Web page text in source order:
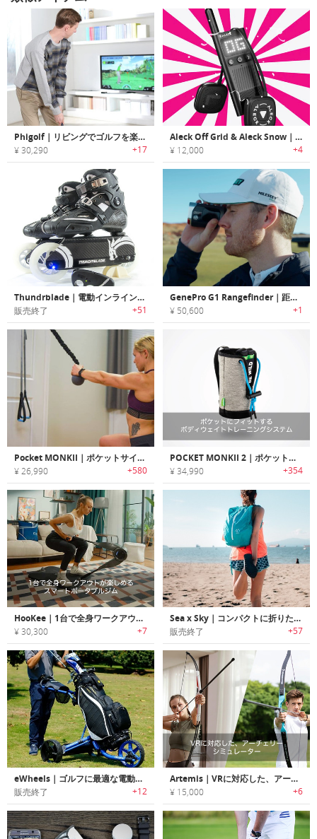
Phigolf｜リビングでゴルフを楽しめるゴルフシミュレーター「ファイゴルフ」
¥ 30,290 +17
Aleck Off Grid & Aleck Snow｜どんなに離れても友達と繋がったまま会話や音楽を楽しめるデバイス
¥ 12,000 +4
Thundrblade｜電動インラインスケート「サンダーブレード」
販売終了 +51
GenePro G1 Rangefinder｜距離計測×視認性でベストショットへ！ゴルフ用スマート計測器
¥ 50,600 +1
Pocket MONKII｜ポケットサイズのポータブルフィットネスデバイス「ポケットモンキー」
¥ 26,990 +580
POCKET MONKII 2｜ポケットにフィットするボディウェイトトレーニングシステム「ポケットモンキー2」
¥ 34,990 +354
HooKee｜1台で全身ワークアウトが楽しめるスマートポータブルジム「フーキー」
¥ 30,300 +7
Sea x Sky｜コンパクトに折りたためポケットにフィットする防水バックパック「シートゥスカイ」
販売終了 +57
eWheels｜ゴルフに最適な電動リモートゴルフキャディー「eウィールズ」
販売終了 +12
Artemis｜VRに対応した、アーチェリーシミュレーター
¥ 15,000 +6